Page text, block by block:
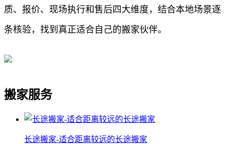
质、报价、现场执行和售后四大维度，结合本地场景逐
条核验，找到真正适合自己的搬家伙伴。
搬家服务
长途搬家-适合距离较远的长途搬家